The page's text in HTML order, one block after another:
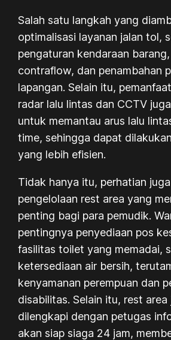
Salah satu langkah yang
optimalisasi layanan jalan tol,
pengaturan kendaraan
contraflow, dan penambahan
lapangan. Selain itu,
radar lalu lintas dan CCTV
untuk memantau arus lalu
time, sehingga dapat
yang lebih efisien.
Tidak hanya itu, perhatian
pengelolaan rest area yang
penting bagi para pemudik.
pentingnya penyediaan pos
fasilitas toilet yang memadai,
ketersediaan air bersih,
kenyamanan perempuan dan
disabilitas. Selain itu, rest area
dilengkapi dengan petugas
akan siap siaga 24 jam,